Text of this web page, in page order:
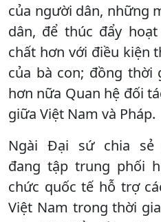
của người dân, những
dân, để thúc đẩy
chất hơn với điều kiện
của bà con; đồng thời
hơn nữa Quan hệ đối
giữa Việt Nam và Pháp.
Ngài Đại sứ chia
đang tập trung phối
chức quốc tế hỗ trợ
Việt Nam trong thời